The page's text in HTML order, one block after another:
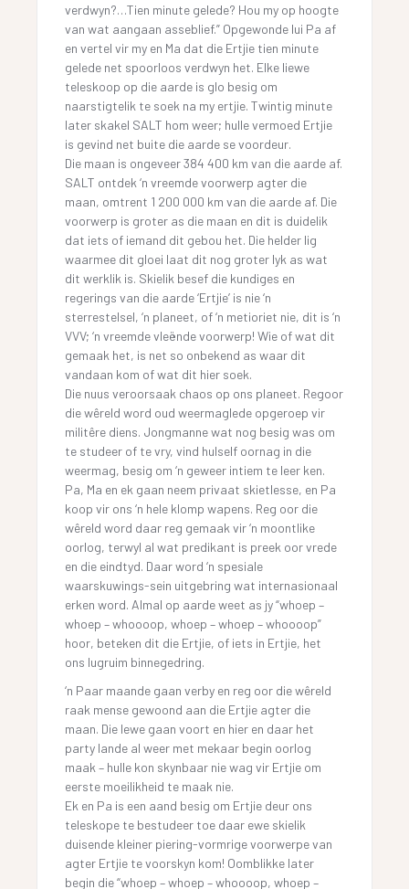
verdwyn?…Tien minute gelede? Hou my op hoogte
van wat aangaan asseblief.” Opgewonde lui Pa af
en vertel vir my en Ma dat die Ertjie tien minute
gelede net spoorloos verdwyn het. Elke liewe
teleskoop op die aarde is glo besig om
naarstigtelik te soek na my ertjie. Twintig minute
later skakel SALT hom weer; hulle vermoed Ertjie
is gevind net buite die aarde se voordeur.
Die maan is ongeveer 384 400 km van die aarde af.
SALT ontdek ‘n vreemde voorwerp agter die
maan, omtrent 1 200 000 km van die aarde af. Die
voorwerp is groter as die maan en dit is duidelik
dat iets of iemand dit gebou het. Die helder lig
waarmee dit gloei laat dit nog groter lyk as wat
dit werklik is. Skielik besef die kundiges en
regerings van die aarde ‘Ertjie’ is nie ‘n
sterrestelsel, ‘n planeet, of ‘n metioriet nie, dit is ‘n
VVV; ‘n vreemde vleënde voorwerp! Wie of wat dit
gemaak het, is net so onbekend as waar dit
vandaan kom of wat dit hier soek.
Die nuus veroorsaak chaos op ons planeet. Regoor
die wêreld word oud weermaglede opgeroep vir
militêre diens. Jongmanne wat nog besig was om
te studeer of te vry, vind hulself oornag in die
weermag, besig om ‘n geweer intiem te leer ken.
Pa, Ma en ek gaan neem privaat skietlesse, en Pa
koop vir ons ‘n hele klomp wapens. Reg oor die
wêreld word daar reg gemaak vir ‘n moontlike
oorlog, terwyl al wat predikant is preek oor vrede
en die eindtyd. Daar word ‘n spesiale
waarskuwings-sein uitgebring wat internasionaal
erken word. Almal op aarde weet as jy “whoep –
whoep – whoooop, whoep – whoep – whoooop”
hoor, beteken dit die Ertjie, of iets in Ertjie, het
ons lugruim binnegedring.
‘n Paar maande gaan verby en reg oor die wêreld
raak mense gewoond aan die Ertjie agter die
maan. Die lewe gaan voort en hier en daar het
party lande al weer met mekaar begin oorlog
maak – hulle kon skynbaar nie wag vir Ertjie om
eerste moeilikheid te maak nie.
Ek en Pa is een aand besig om Ertjie deur ons
teleskope te bestudeer toe daar ewe skielik
duisende kleiner piering-vormrige voorwerpe van
agter Ertjie te voorskyn kom! Oomblikke later
begin die “whoep – whoep – whoooop, whoep –